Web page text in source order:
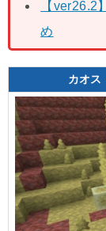
【ver26.2
め
カオス